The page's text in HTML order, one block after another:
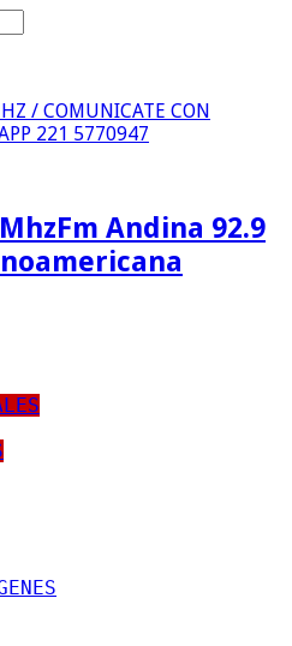
/ COMUNICATE CON
221 5770947
Fm Andina 92.9